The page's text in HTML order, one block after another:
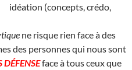
idéation (concepts, crédo,
ne risque rien face à des
des personnes qui nous sont
DÉFENSEface à tous ceux que